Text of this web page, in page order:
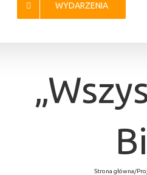
WYDARZENIA
Strona główna/